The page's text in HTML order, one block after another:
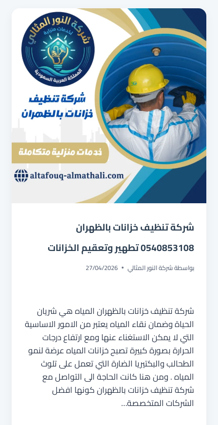
تعقيم
وغسيل
الخزانات
شركة تنظيف خزانات بالظهران
0540853108 تطهير وتعقيم الخزانات
بواسطةشركة النور المثالي 27/04/2026
شركة تنظيف خزانات بالظهران المياه هي شريان
الحياة وضمان نقاء المياه يعتبر من الامور الاساسية
التي لا يمكن الاستغناء عنها ومع ارتفاع درجات
الحرارة بصورة كبيرة تصبح خزانات المياه عرضة لنمو
الطحالب والبكتيريا الضارة التي تعمل على تلوث
المياه . ومن هنا كانت الحاجة الى التواصل مع
شركة تنظيف خزانات بالظهران كونها افضل
الشركات المتخصصة…